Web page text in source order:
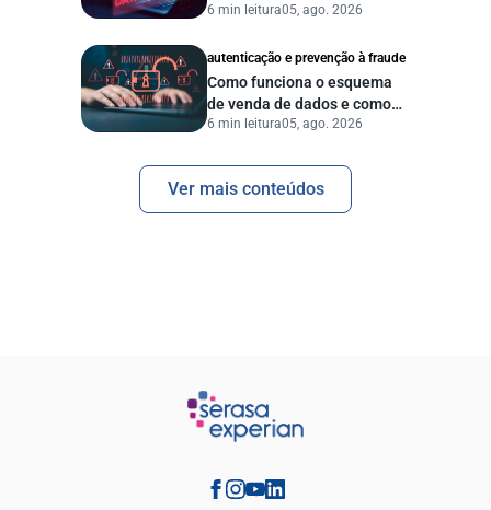
vazamento de dados?
6 min leitura05, ago. 2026
autenticação e prevenção à fraude
Como funciona o esquema
de venda de dados e como
proteger sua empresa?
6 min leitura05, ago. 2026
Ver mais conteúdos